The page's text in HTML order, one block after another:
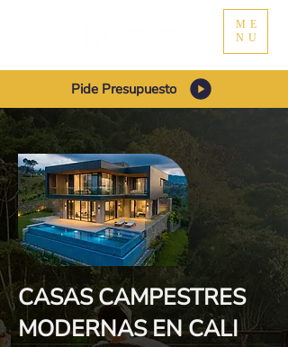
ME
NU
Pide Presupuesto
CASAS CAMPESTRES
MODERNAS EN CALI